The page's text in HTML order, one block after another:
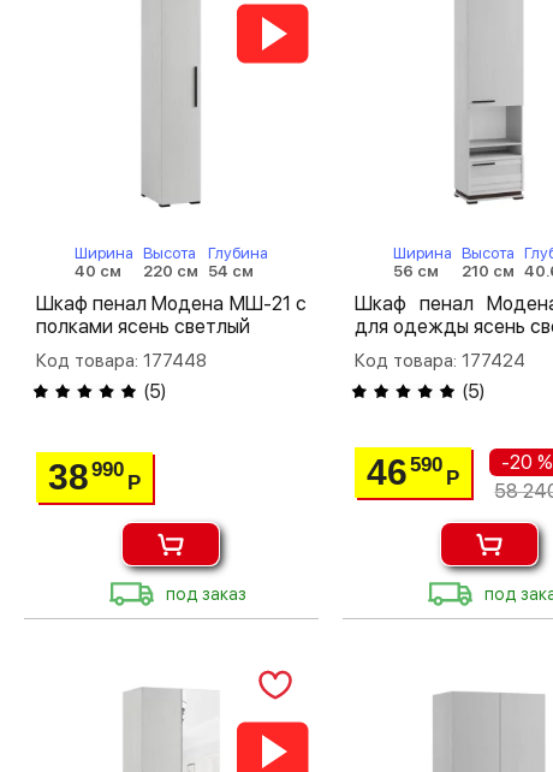
Ширина
40 см
Высота
220 см
Глубина
54 см
Шкаф пенал Модена МШ-21 с
полками ясень светлый
Код товара: 177448
(5)
38990
Р
под заказ
Ширина
56 см
Высота
210 см
Шкаф пенал
для одежды ясень
Код товара: 177424
(5)
46590
Р
-20 %
58
под